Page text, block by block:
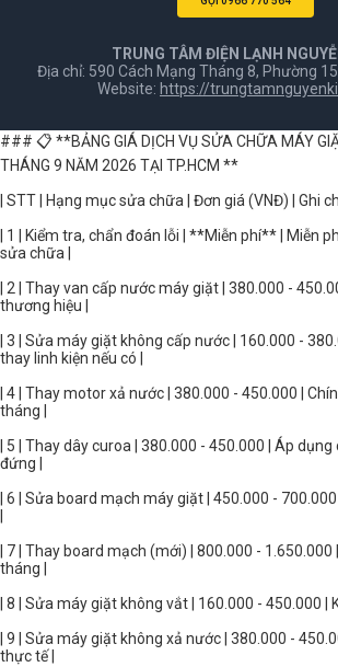
TRUNG TÂM ĐIỆN LẠNH
Địa chỉ: 590 Cách Mạng Tháng 8, Phường
Website: https://
### 📋 **BẢNG GIÁ DỊCH VỤ SỬA CHỮA MÁY
THÁNG 9 NĂM 2026 TẠI TP.HCM **
| STT | Hạng mục sửa chữa | Đơn giá (VNĐ) | Ghi
| 1 | Kiểm tra, chẩn đoán lỗi | **Miễn phí** | Miễn
sửa chữa |
| 2 | Thay van cấp nước máy giặt | 380.000 -
thương hiệu |
| 3 | Sửa máy giặt không cấp nước | 160.000 -
thay linh kiện nếu có |
| 4 | Thay motor xả nước | 380.000 - 450.000 |
tháng |
| 5 | Thay dây curoa | 380.000 - 450.000 | Áp
đứng |
| 6 | Sửa board mạch máy giặt | 450.000 -
| 7 | Thay board mạch (mới) | 800.000 - 1.650.000
tháng |
| 8 | Sửa máy giặt không vắt | 160.000 - 450.000 |
| 9 | Sửa máy giặt không xả nước | 380.000 -
thực tế |